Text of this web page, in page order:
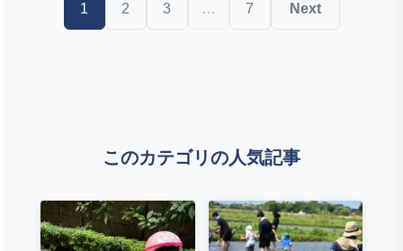
ジ
送
り
1 2 3 … 7 Next
このカテゴリの人気記事